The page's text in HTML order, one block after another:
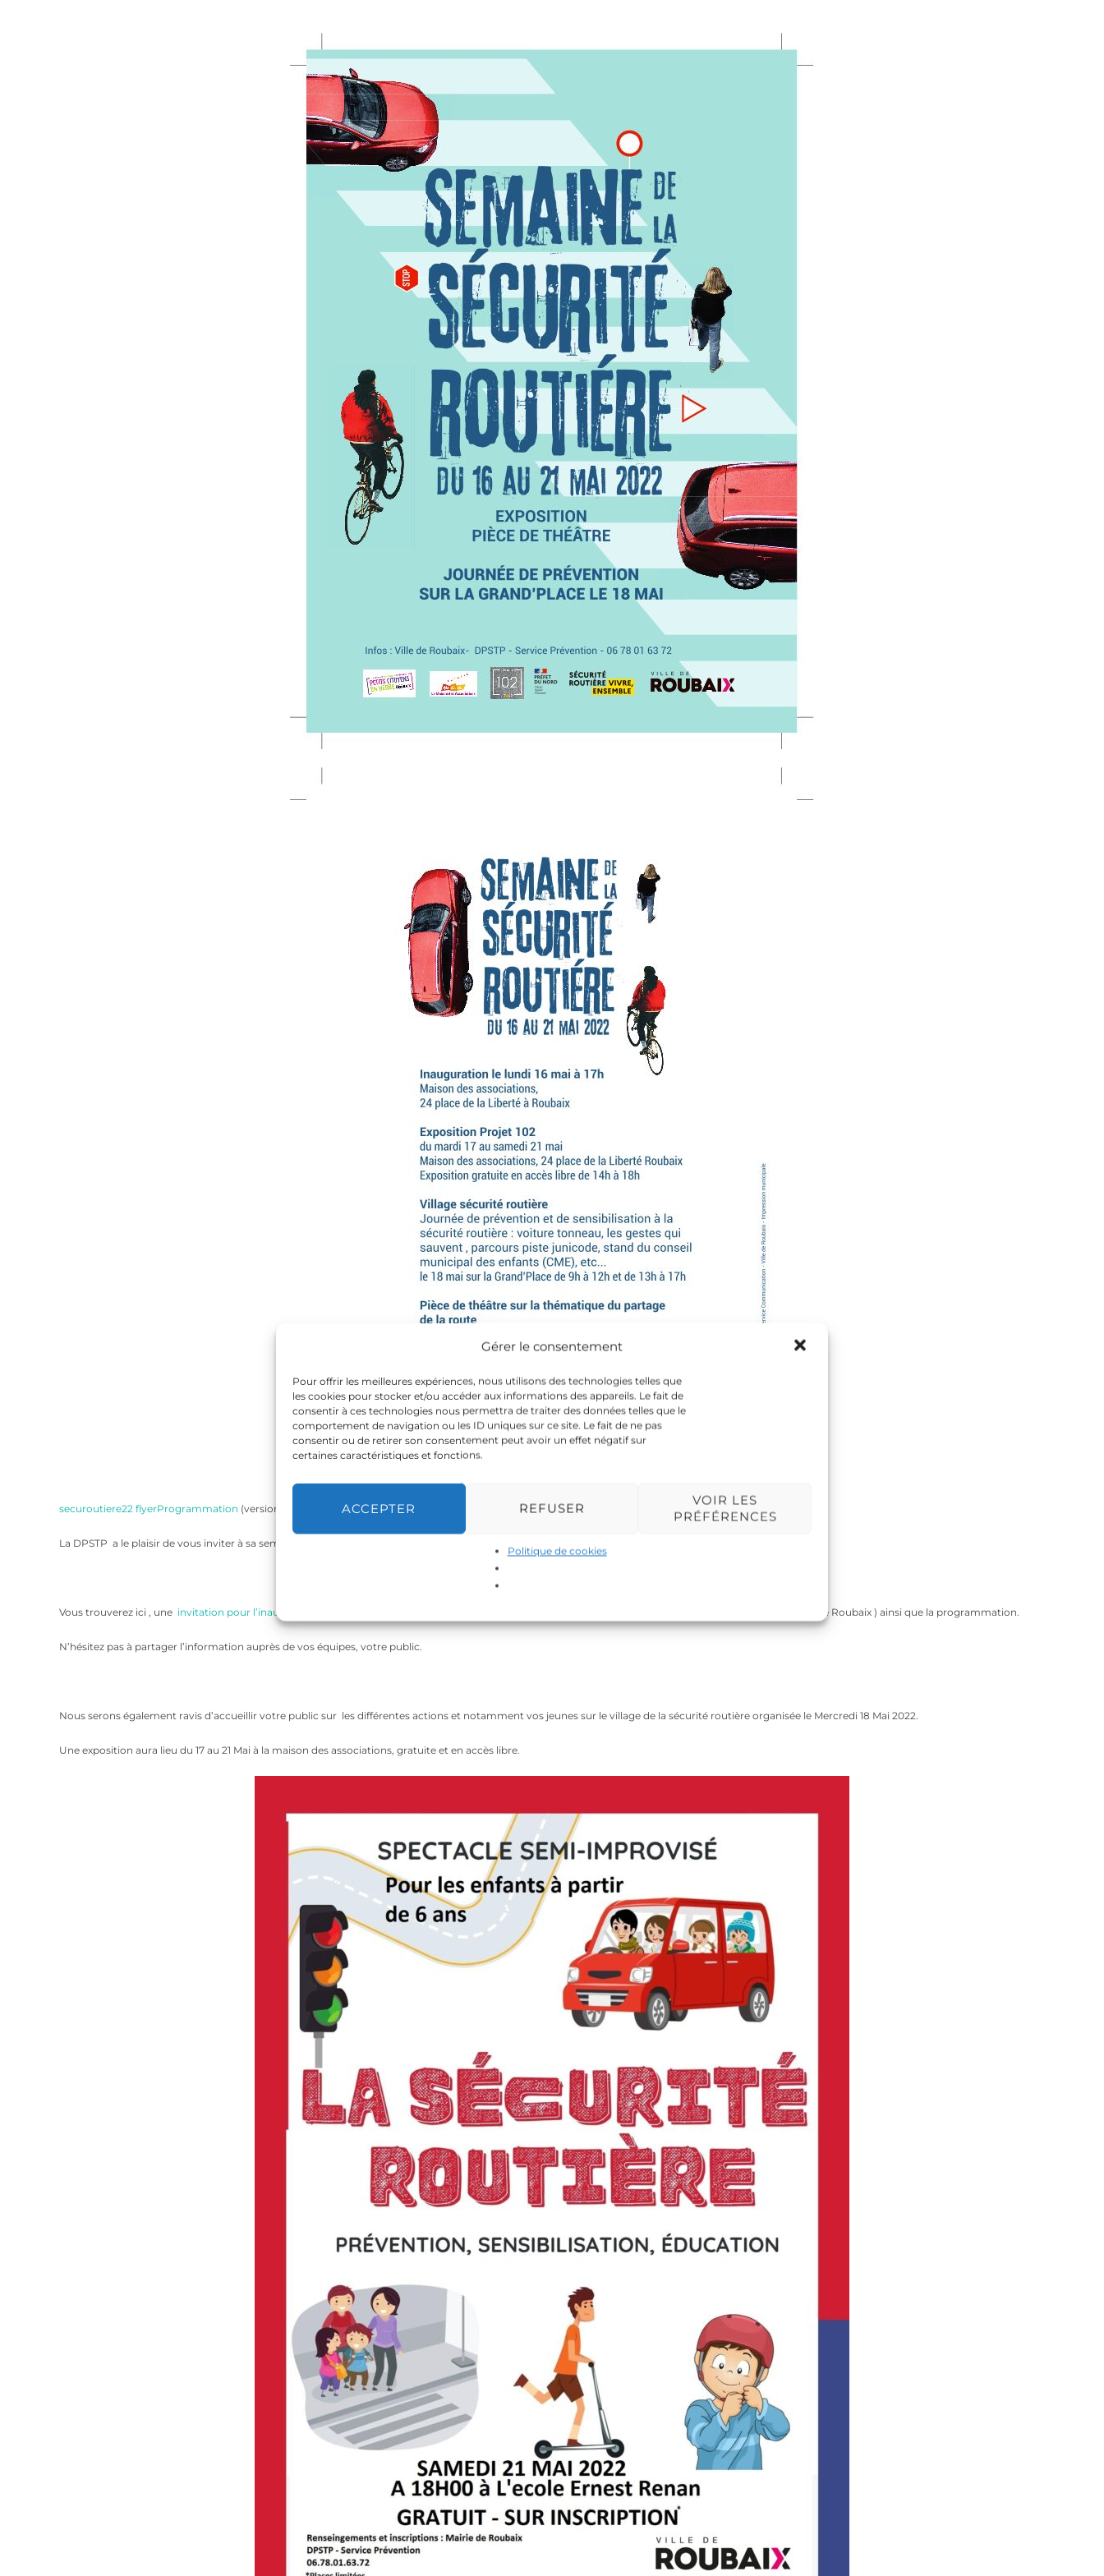
Gérer le consentement
Pour offrir les meilleures expériences, nous utilisons des technologies telles que
les cookies pour stocker et/ou accéder aux informations des appareils. Le fait de
consentir à ces technologies nous permettra de traiter des données telles que le
comportement de navigation ou les ID uniques sur ce site. Le fait de ne pas
consentir ou de retirer son consentement peut avoir un effet négatif sur
certaines caractéristiques et fonctions.
ACCEPTER REFUSER
VOIR LES
PRÉFÉRENCES
Politique de cookies
securoutiere22 flyerProgrammation (version pdf)
La DPSTP a le plaisir de vous inviter à sa semaine de la sécurité routière qui se déroulera du Lundi 16 au Samedi 21 Mai 2022.
Vous trouverez ici , une invitation pour l’inauguration Lundi 16 Mai 2022 qui aura lieu le lundi 16 Mai à 17h00 à la Maison des associations ( 24 place de la liberté Roubaix ) ainsi que la programmation.
N’hésitez pas à partager l’information auprès de vos équipes, votre public.
Nous serons également ravis d’accueillir votre public sur les différentes actions et notamment vos jeunes sur le village de la sécurité routière organisée le Mercredi 18 Mai 2022.
Une exposition aura lieu du 17 au 21 Mai à la maison des associations, gratuite et en accès libre.